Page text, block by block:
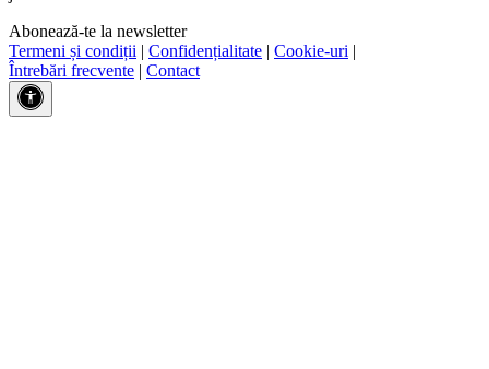
Abonează-te la newsletter
Termeni și condiții | Confidențialitate | Cookie-uri |
Întrebări frecvente | Contact